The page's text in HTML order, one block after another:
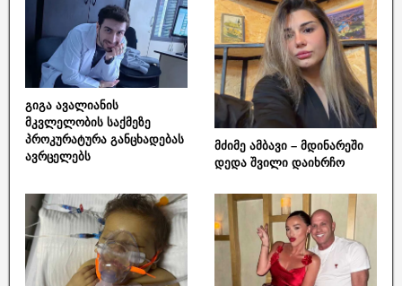
გიგა ავალიანის
მკვლელობის საქმეზე
პროკურატურა განცხადებას
ავრცელებს
მძიმე ამბავი – მდინარეში
დედა შვილი დაიხრჩო